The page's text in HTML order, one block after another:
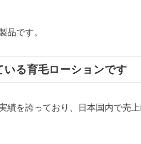
品です。
る育毛ローションです
績を誇っており、日本国内で売